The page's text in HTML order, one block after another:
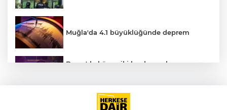
Muğla'da 4.1 büyüklüğünde deprem
Bursa'da küsen iki kardeş, onları
Altının gramı 6 bin 574 liradan işlem